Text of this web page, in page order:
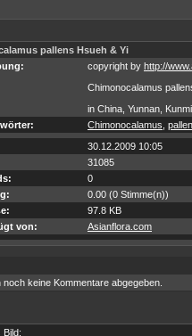
pallens Hsueh & Yi
copyright by http://
Chimonocalamus
in China, Yunnan,
Chimonocalamus
30.12.2009 10:05
31085
0
0.00 (0 Stimme(n))
97.8 KB
von:
Asianflora.com
noch keine Kommentare abgegeben.
Bild: